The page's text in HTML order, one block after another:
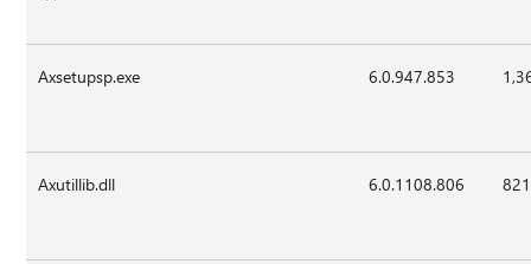
Axsetupsp.exe 6.0.947.853
Axutillib.dll 6.0.1108.806